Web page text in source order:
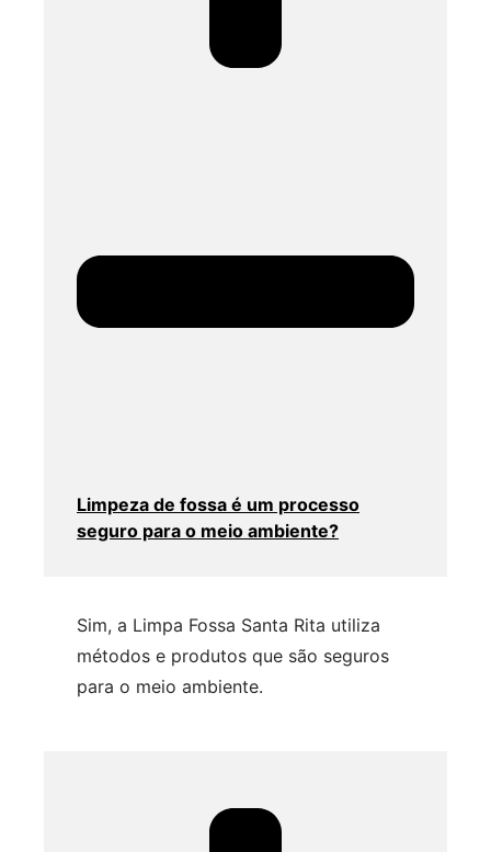
Limpeza de fossa é um processo
seguro para o meio ambiente?
Sim, a Limpa Fossa Santa Rita utiliza
métodos e produtos que são seguros
para o meio ambiente.